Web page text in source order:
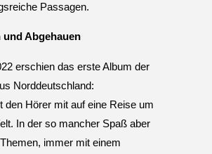
Passagen.
Abgehauen
erschien das erste Album der
Norddeutschland:
Hörer mit auf eine Reise um
In der so mancher Spaß aber
immer mit einem